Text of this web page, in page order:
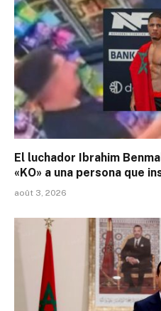
El luchador Ibrahim
«KO» a una persona que
août 3, 2026